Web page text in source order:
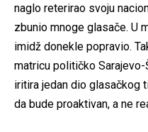
naglo reterirao svoju
zbunio mnoge glasače. U
imidž donekle popravio.
matricu političko
iritira jedan dio glasačkog
da bude proaktivan, a ne